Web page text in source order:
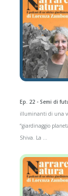
Ep. 22 - Semi di
illuminanti di una
“giardinaggio
Shiva. La ...